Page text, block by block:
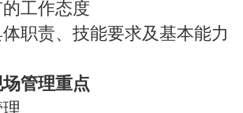
工作态度
职责、技能要求及基本能力
管理重点